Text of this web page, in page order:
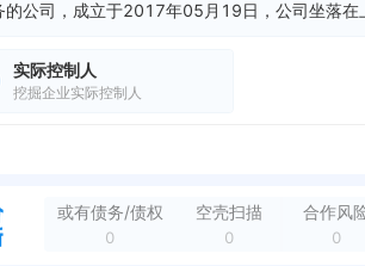
实际控制人
挖掘企业实际控制人
全部动态
全部动态
或有债务/债权
0
空壳扫描
0
合作风
0